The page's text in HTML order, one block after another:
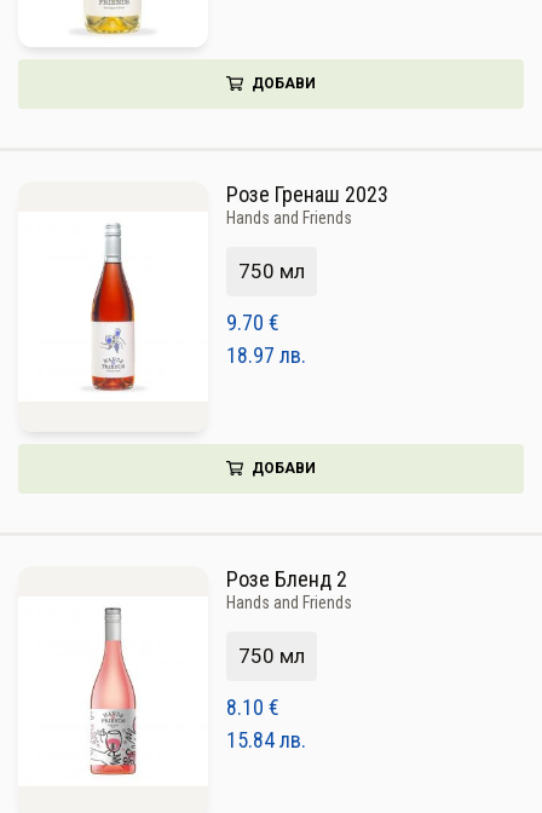
ДОБАВИ
Розе Гренаш 2023
Hands and Friends
750 мл
9.70 €
18.97 лв.
ДОБАВИ
Розе Бленд 2
Hands and Friends
750 мл
8.10 €
15.84 лв.